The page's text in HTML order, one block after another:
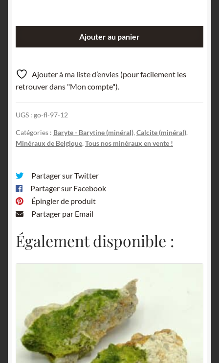
sur
Baryte,
Carrière
Lompret,
Chimay,
Belgique.
Ajouter au panier
Ajouter à ma liste d’envies (pour facilement les
retrouver dans "Mon compte").
UGS : go-fl-97-12
Catégories : Baryte - Barytine (minéral), Calcite (minéral),
Minéraux de Belgique, Tous nos minéraux en vente !
Partager sur Twitter
Partager sur Facebook
Épingler de produit
Partager par Email
Également disponible :